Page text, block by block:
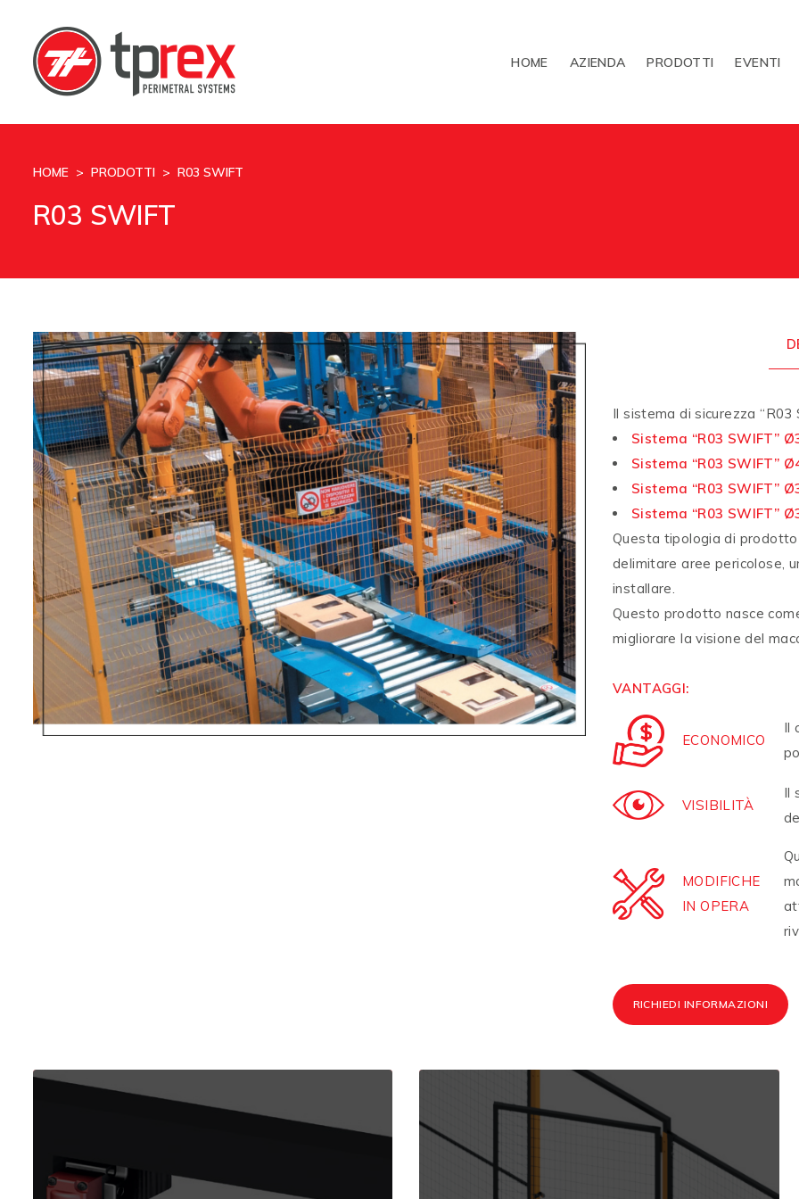
HOME AZIENDA PRODOTTI EVENTI
HOME > PRODOTTI > R03 SWIFT
R03 SWIFT
Il sistema di sicurezza
Sistema “R03 SWIFT”
Sistema “R03 SWIFT”
Sistema “R03 SWIFT”
Sistema “R03 SWIFT”
Questa tipologia di
delimitare aree pericolose,
installare.
Questo prodotto nasce
migliorare la visione del
VANTAGGI:
ECONOMICO
Il
VISIBILITÀ
Il
MODIFICHE
IN OPERA
RICHIEDI INFORMAZIONI